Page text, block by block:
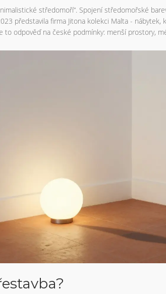
středomoří“. Spojení středomořské
představila firma Jitona kolekci Malta -
to odpověď na české podmínky: menší prostory,